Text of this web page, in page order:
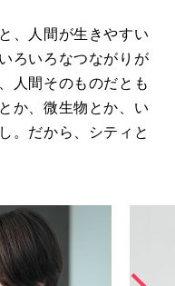
、人間が生きやすい
ろいろなつながりが
人間そのものだとも
か、微生物とか、い
。だから、シティと